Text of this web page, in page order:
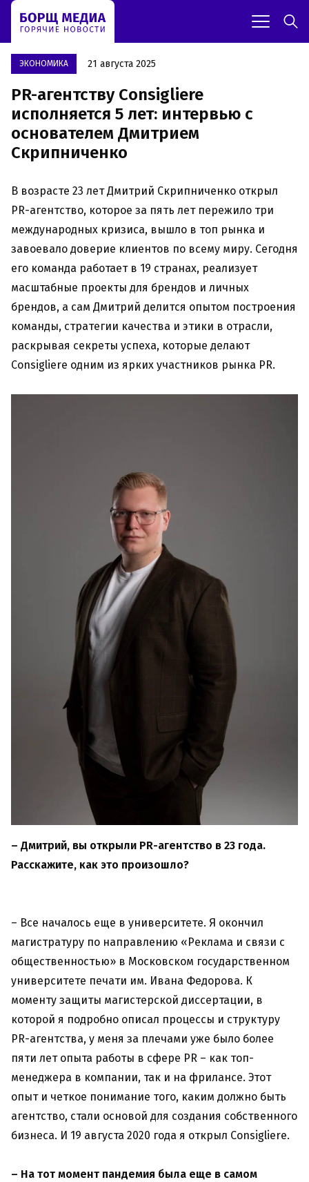
ЭКОНОМИКА 21 августа 2025
PR-агентству Consigliere
исполняется 5 лет: интервью с
основателем Дмитрием
Скрипниченко
В возрасте 23 лет Дмитрий Скрипниченко открыл
PR-агентство, которое за пять лет пережило три
международных кризиса, вышло в топ рынка и
завоевало доверие клиентов по всему миру. Сегодня
его команда работает в 19 странах, реализует
масштабные проекты для брендов и личных
брендов, а сам Дмитрий делится опытом построения
команды, стратегии качества и этики в отрасли,
раскрывая секреты успеха, которые делают
Consigliere одним из ярких участников рынка PR.
– Дмитрий, вы открыли PR-агентство в 23 года.
Расскажите, как это произошло?
– Все началось еще в университете. Я окончил
магистратуру по направлению «Реклама и связи с
общественностью» в Московском государственном
университете печати им. Ивана Федорова. К
моменту защиты магистерской диссертации, в
которой я подробно описал процессы и структуру
PR-агентства, у меня за плечами уже было более
пяти лет опыта работы в сфере PR – как топ-
менеджера в компании, так и на фрилансе. Этот
опыт и четкое понимание того, каким должно быть
агентство, стали основой для создания собственного
бизнеса. И 19 августа 2020 года я открыл Consigliere.
– На тот момент пандемия была еще в самом